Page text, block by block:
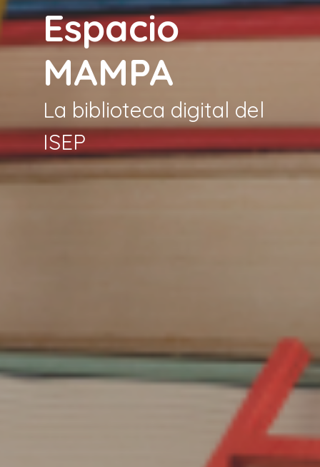
Espacio
MAMPA
La biblioteca digital del
ISEP